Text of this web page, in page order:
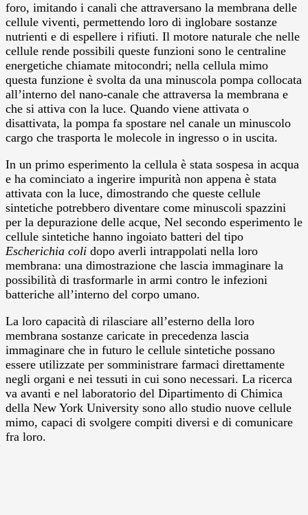
foro, imitando i canali che attraversano la membrana delle
cellule viventi, permettendo loro di inglobare sostanze
nutrienti e di espellere i rifiuti. Il motore naturale che nelle
cellule rende possibili queste funzioni sono le centraline
energetiche chiamate mitocondri; nella cellula mimo
questa funzione è svolta da una minuscola pompa collocata
all’interno del nano-canale che attraversa la membrana e
che si attiva con la luce. Quando viene attivata o
disattivata, la pompa fa spostare nel canale un minuscolo
cargo che trasporta le molecole in ingresso o in uscita.
In un primo esperimento la cellula è stata sospesa in acqua
e ha cominciato a ingerire impurità non appena è stata
attivata con la luce, dimostrando che queste cellule
sintetiche potrebbero diventare come minuscoli spazzini
per la depurazione delle acque, Nel secondo esperimento le
cellule sintetiche hanno ingoiato batteri del tipo
Escherichia coli dopo averli intrappolati nella loro
membrana: una dimostrazione che lascia immaginare la
possibilità di trasformarle in armi contro le infezioni
batteriche all’interno del corpo umano.
La loro capacità di rilasciare all’esterno della loro
membrana sostanze caricate in precedenza lascia
immaginare che in futuro le cellule sintetiche possano
essere utilizzate per somministrare farmaci direttamente
negli organi e nei tessuti in cui sono necessari. La ricerca
va avanti e nel laboratorio del Dipartimento di Chimica
della New York University sono allo studio nuove cellule
mimo, capaci di svolgere compiti diversi e di comunicare
fra loro.